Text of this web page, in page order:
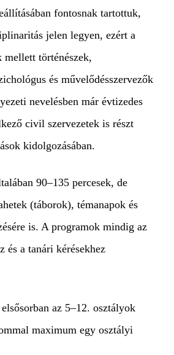
fontosnak tartottuk,
jelen legyen, ezért a
történészek,
és művelődésszervezők
nevelésben már évtizedes
civil szervezetek is részt
kidolgozásában.
90–135 percesek, de
(táborok), témanapok és
is. A programok mindig az
és a tanári kérésekhez
az 5–12. osztályok
maximum egy osztályi